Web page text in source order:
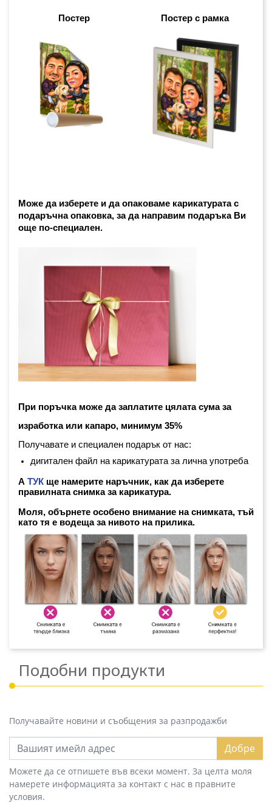
Постер Постер с рамка
Може да изберете и да опаковаме карикатурата с
подаръчна опаковка, за да направим подаръка Ви
още по-специален.
При поръчка може да заплатите цялата сума за
изработка или капаро, минимум 35%
Получавате и специален подарък от нас:
дигитален файл на карикатурата за лична употреба
А ТУК ще намерите наръчник, как да изберете
правилната снимка за карикатура.
Моля, обърнете особено внимание на снимката, тъй
като тя е водеща за нивото на прилика.
Подобни продукти
Получавайте новини и съобщения за разпродажби
Добре
Можете да се отпишете във всеки момент. За целта моля
намерете информацията за контакт с нас в правните
условия.